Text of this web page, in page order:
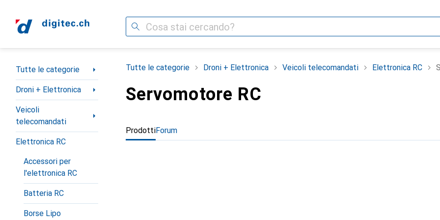
Cerca
Categoria Navigazione
Tutte le categorie
Droni + Elettronica
Veicoli
telecomandati
Elettronica RC
Accessori per
l'elettronica RC
Batteria RC
Borse Lipo
Tutte le categorie Droni + Elettronica Veicoli telecomandati Elettronica RC
Servomotore RC
ProdottiForum